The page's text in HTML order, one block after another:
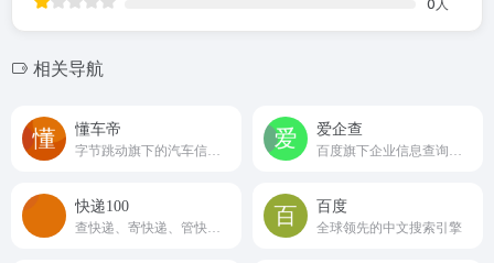
0 人
相关导航
懂车帝 爱企查
‌快递100 百度
全球领先的中文搜索引擎